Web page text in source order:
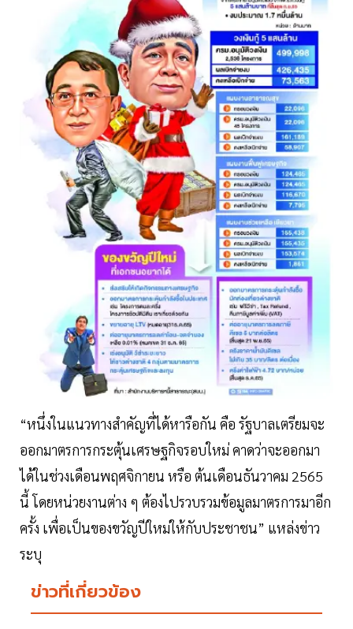
“หนึ่งในแนวทางสำคัญที่ได้หารือกัน คือ รัฐบาลเตรียมจะ
ออกมาตรการกระตุ้นเศรษฐกิจรอบใหม่ คาดว่าจะออกมา
ได้ในช่วงเดือนพฤศจิกายน หรือ ต้นเดือนธันวาคม 2565
นี้ โดยหน่วยงานต่าง ๆ ต้องไปรวบรวมข้อมูลมาตรการมาอีก
ครั้ง เพื่อเป็นของขวัญปีใหม่ให้กับประชาชน” แหล่งข่าว
ระบุ
ข่าวที่เกี่ยวข้อง